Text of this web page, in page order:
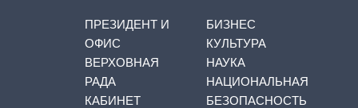
ПРЕЗИДЕНТ И
ОФИС
ВЕРХОВНАЯ
РАДА
КАБИНЕТ
БИЗНЕС
КУЛЬТУРА
НАУКА
НАЦИОНАЛЬНАЯ
БЕЗОПАСНОСТЬ